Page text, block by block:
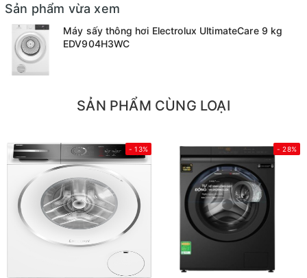
Sản phẩm vừa xem
Máy sấy thông hơi Electrolux UltimateCare 9 kg
EDV904H3WC
SẢN PHẨM CÙNG LOẠI
- 13% - 28%